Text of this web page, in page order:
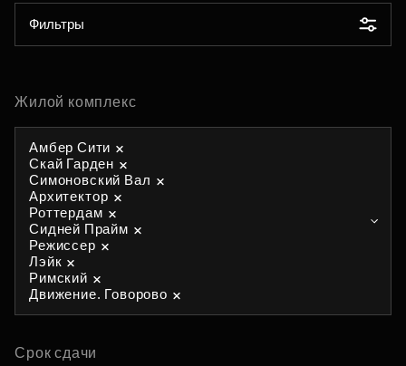
Фильтры
Жилой комплекс
Амбер Сити
Скай Гарден
Симоновский Вал
Архитектор
Роттердам
Сидней Прайм
Режиссер
Лэйк
Римский
Движение. Говорово
Срок сдачи